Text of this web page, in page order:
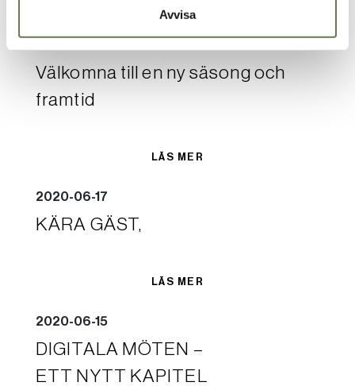
Avvisa
Välkomna till en ny säsong och
framtid
LÄS MER
2020-06-17
KÄRA GÄST,
LÄS MER
2020-06-15
DIGITALA MÖTEN –
ETT NYTT KAPITEL